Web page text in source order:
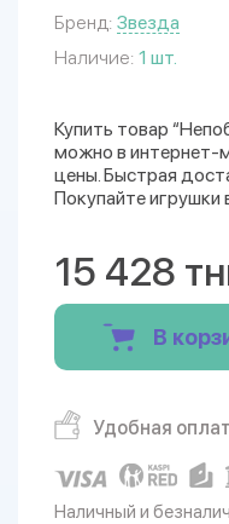
Бренд: Звезда
Наличие: 1 шт.
Купить товар
можно в интернет-
цены. Быстрая
Покупайте игрушки
15 428
В
Удобная
Наличный и